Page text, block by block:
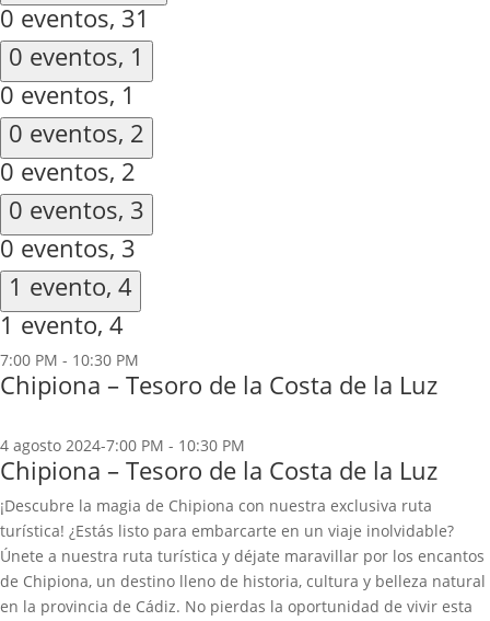
0 eventos, 31
0 eventos, 1
0 eventos, 1
0 eventos, 2
0 eventos, 2
0 eventos, 3
0 eventos, 3
1 evento, 4
1 evento, 4
7:00 PM - 10:30 PM
Chipiona – Tesoro de la Costa de la Luz
4 agosto 2024-7:00 PM - 10:30 PM
Chipiona – Tesoro de la Costa de la Luz
¡Descubre la magia de Chipiona con nuestra exclusiva ruta
turística! ¿Estás listo para embarcarte en un viaje inolvidable?
Únete a nuestra ruta turística y déjate maravillar por los encantos
de Chipiona, un destino lleno de historia, cultura y belleza natural
en la provincia de Cádiz. No pierdas la oportunidad de vivir esta